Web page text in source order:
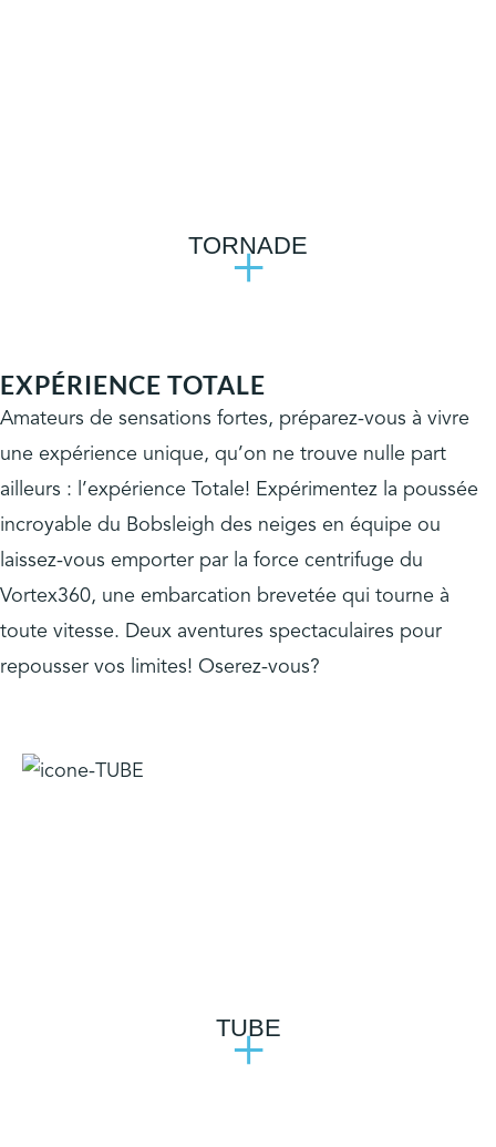
TORNADE
+
EXPÉRIENCE TOTALE
Amateurs de sensations fortes, préparez-vous à vivre
une expérience unique, qu’on ne trouve nulle part
ailleurs : l’expérience Totale! Expérimentez la poussée
incroyable du Bobsleigh des neiges en équipe ou
laissez-vous emporter par la force centrifuge du
Vortex360, une embarcation brevetée qui tourne à
toute vitesse. Deux aventures spectaculaires pour
repousser vos limites! Oserez-vous?
TUBE
+